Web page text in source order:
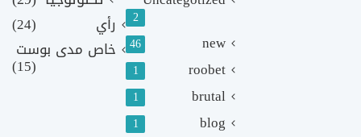
2
new
46
roobet
1
brutal
1
blog
1
رأي
(24)
خاص مدى بوست
(15)